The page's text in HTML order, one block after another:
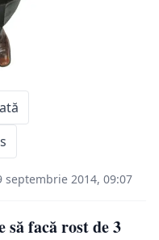
septembrie 2014, 09:07
facă rost de 3